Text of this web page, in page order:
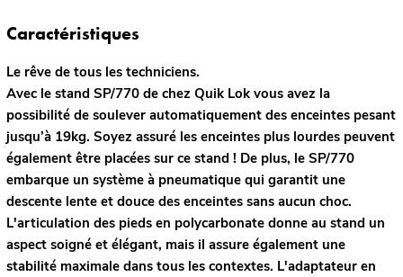
Caractéristiques
Le rêve de tous les techniciens.
Avec le stand SP/770 de chez Quik Lok vous avez la
possibilité de soulever automatiquement des enceintes pesant
jusqu’à 19kg. Soyez assuré les enceintes plus lourdes peuvent
également être placées sur ce stand ! De plus, le SP/770
embarque un système à pneumatique qui garantit une
descente lente et douce des enceintes sans aucun choc.
L'articulation des pieds en polycarbonate donne au stand un
aspect soigné et élégant, mais il assure également une
stabilité maximale dans tous les contextes. L'adaptateur en